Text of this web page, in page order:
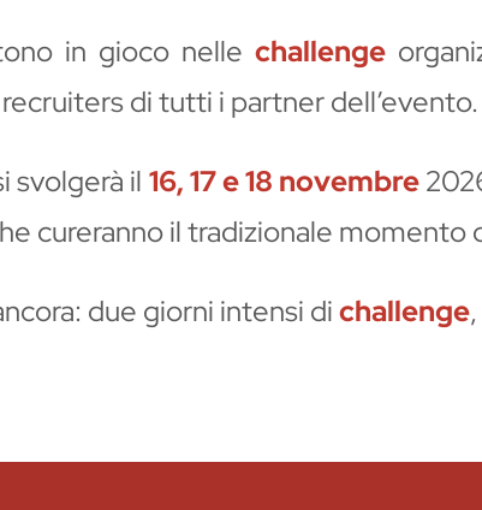
in gioco nellechallenge
di tutti i partner dell’evento.
svolgerà il 16, 17 e 18 novembre
cureranno il tradizionale momento
due giorni intensi dichallenge,